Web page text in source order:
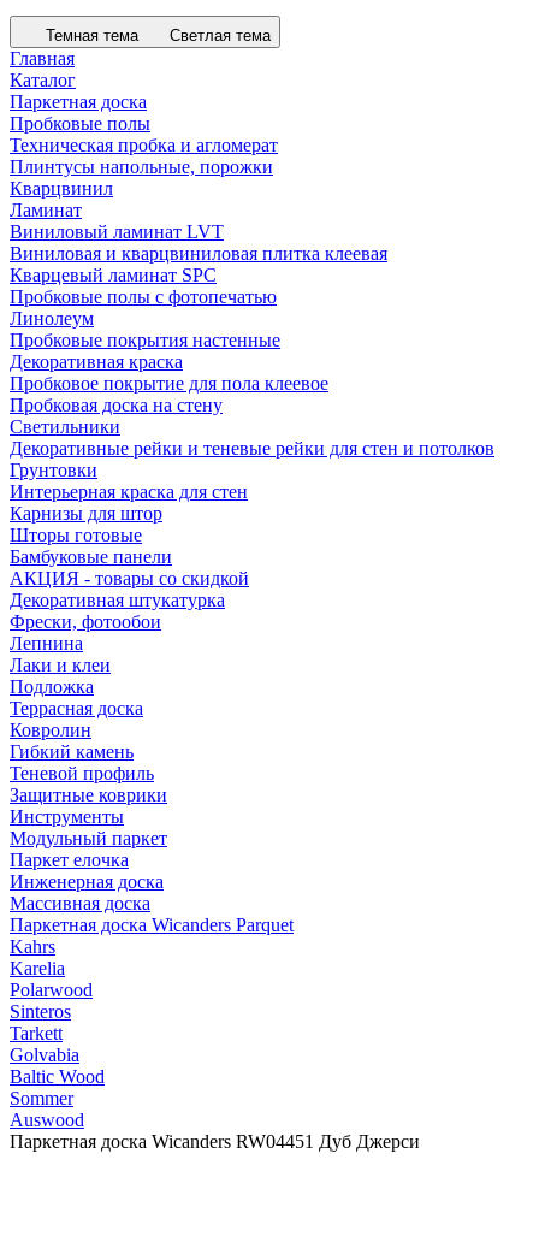
Темная тема Светлая тема
Главная
Каталог
Паркетная доска
Пробковые полы
Техническая пробка и агломерат
Плинтусы напольные, порожки
Кварцвинил
Ламинат
Виниловый ламинат LVT
Виниловая и кварцвиниловая плитка клеевая
Кварцевый ламинат SPC
Пробковые полы с фотопечатью
Линолеум
Пробковые покрытия настенные
Декоративная краска
Пробковое покрытие для пола клеевое
Пробковая доска на стену
Светильники
Декоративные рейки и теневые рейки для стен и потолков
Грунтовки
Интерьерная краска для стен
Карнизы для штор
Шторы готовые
Бамбуковые панели
АКЦИЯ - товары со скидкой
Декоративная штукатурка
Фрески, фотообои
Лепнина
Лаки и клеи
Подложка
Террасная доска
Ковролин
Гибкий камень
Теневой профиль
Защитные коврики
Инструменты
Модульный паркет
Паркет елочка
Инженерная доска
Массивная доска
Паркетная доска Wicanders Parquet
Kahrs
Karelia
Polarwood
Sinteros
Tarkett
Golvabia
Baltic Wood
Sommer
Auswood
Паркетная доска Wicanders RW04451 Дуб Джерси